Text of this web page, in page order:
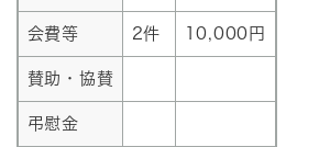
会費等 2件 10,000円
賛助・協賛
弔慰金